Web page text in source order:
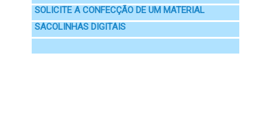
SOLICITE A CONFECÇÃO DE UM MATERIAL
SACOLINHAS DIGITAIS